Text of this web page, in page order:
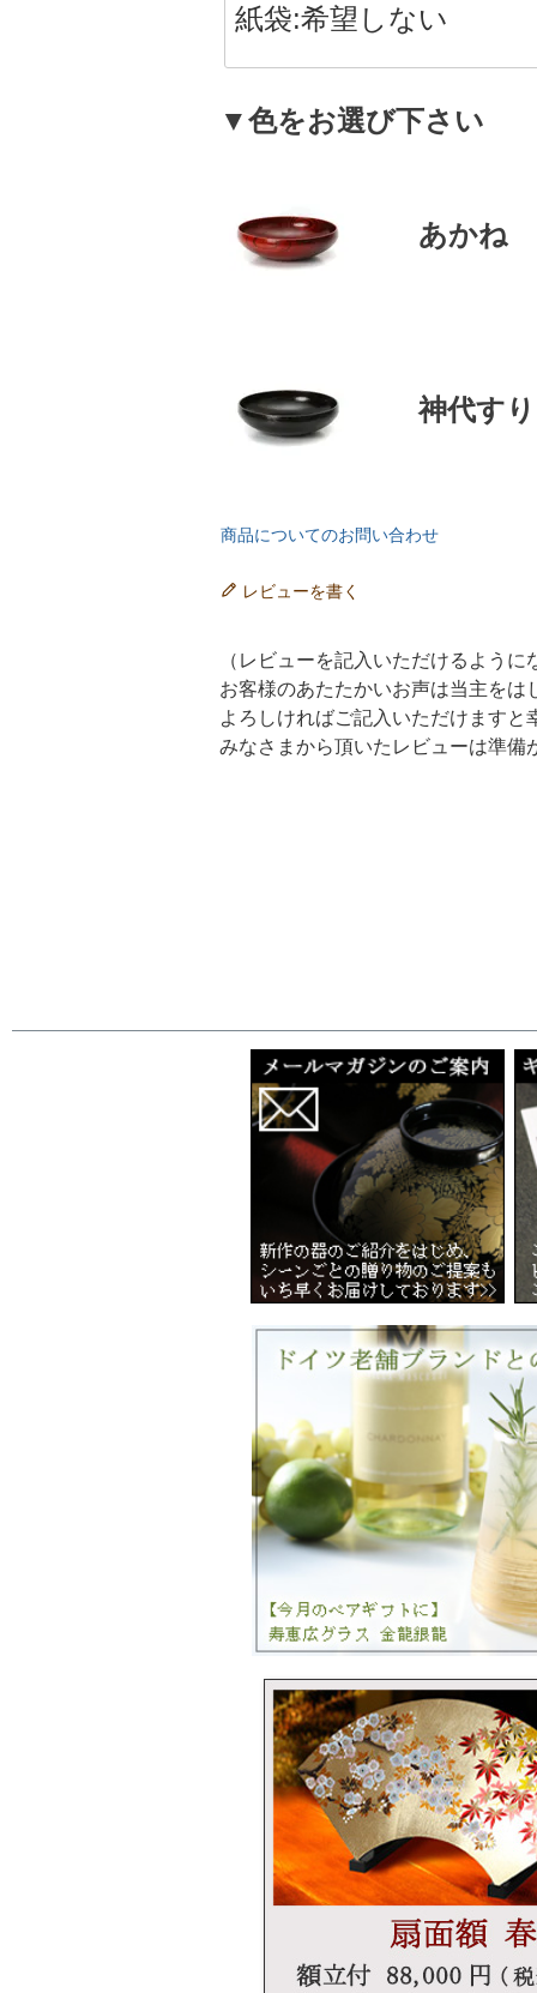
須
▼色をお選び下さい
あかね
神代すり
商品についてのお問い合わせ
レビューを書く
（レビューを記入いただけるように
お客様のあたたかいお声は当主を
よろしければご記入いただけますと
みなさまから頂いたレビューは準備